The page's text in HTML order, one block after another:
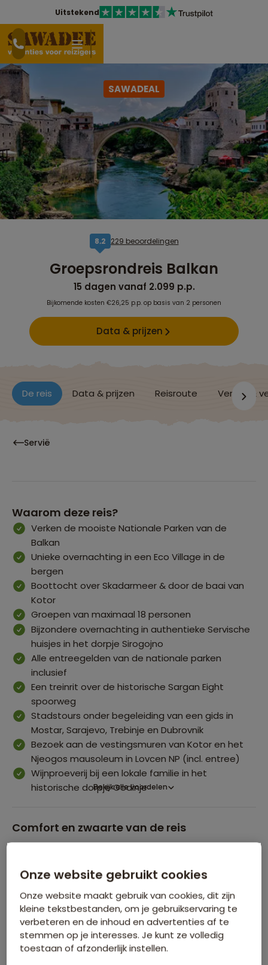
Uitstekend
SAWADEAL
8,2 229 beoordelingen
Groepsrondreis Balkan
15 dagen vanaf 2.099 p.p.
Bijkomende kosten €26,25 p.p. op basis van 2 personen
Data & prijzen
De reis Data & prijzen Reisroute Verblijf &
Servië
Waarom deze reis?
Verken de mooiste Nationale Parken van de
Balkan
Unieke overnachting in een Eco Village in de
bergen
Boottocht over Skadarmeer & door de baai van
Kotor
Groepen van maximaal 18 personen
Bijzondere overnachting in authentieke Servische
huisjes in het dorpje Sirogojno
Alle entreegelden van de nationale parken
inclusief
Een treinrit over de historische Sargan Eight
spoorweg
Stadstours onder begeleiding van een gids in
Mostar, Sarajevo, Trebinje en Dubrovnik
Bezoek aan de vestingsmuren van Kotor en het
Njeogos mausoleum in Lovcen NP (incl. entree)
Wijnproeverij bij een lokale familie in het
historische dorpje Godinje
Bekijk alle voordelen
Comfort en zwaarte van de reis
Comfort van de overnachtingen
Groepsgrootte
Maximaal 18 personen
Onze website gebruikt cookies
Onze website maakt gebruik van cookies, dit zijn
kleine tekstbestanden, om je gebruikservaring te
verbeteren en de inhoud en advertenties af te
stemmen op je interesses. Je kunt ze volledig
toestaan of afzonderlijk instellen.